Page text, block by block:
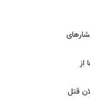
از
قتل